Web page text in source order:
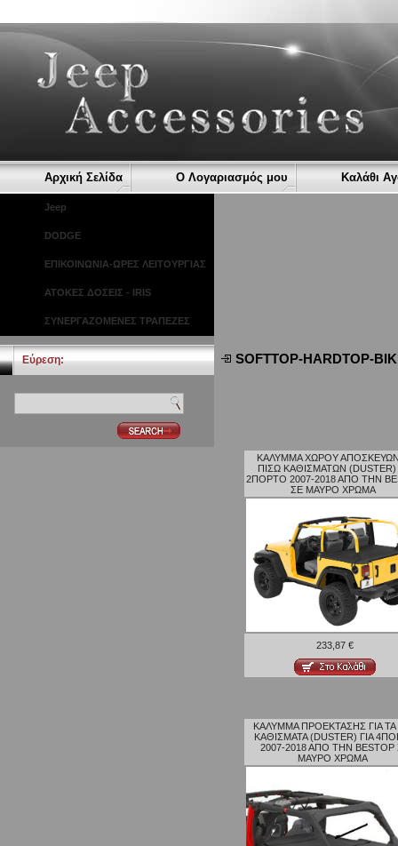
Αρχική Σελίδα Ο Λογαριασμός μου Καλάθι
Jeep
DODGE
ΕΠΙΚΟΙΝΩΝΙΑ-ΩΡΕΣ ΛΕΙΤΟΥΡΓΙΑΣ
ΑΤΟΚΕΣ ΔΟΣΕΙΣ - IRIS
ΣΥΝΕΡΓΑΖΟΜΕΝΕΣ ΤΡΑΠΕΖΕΣ
Εύρεση: SOFTTOP-HARDTOP-
ΚΑΛΥΜΜΑ ΧΩΡΟΥ ΑΠΟΣΚΕΥΩΝ
ΠΙΣΩ ΚΑΘΙΣΜΑΤΩΝ (DUSTER)
2ΠΟΡΤΟ 2007-2018 ΑΠΟ ΤΗΝ
ΣΕ ΜΑΥΡΟ ΧΡΩΜΑ
233,87 €
ΚΑΛΥΜΜΑ ΠΡΟΕΚΤΑΣΗΣ ΓΙΑ ΤΑ
ΚΑΘΙΣΜΑΤΑ (DUSTER) ΓΙΑ
2007-2018 ΑΠΟ ΤΗΝ BESTOP
ΜΑΥΡΟ ΧΡΩΜΑ